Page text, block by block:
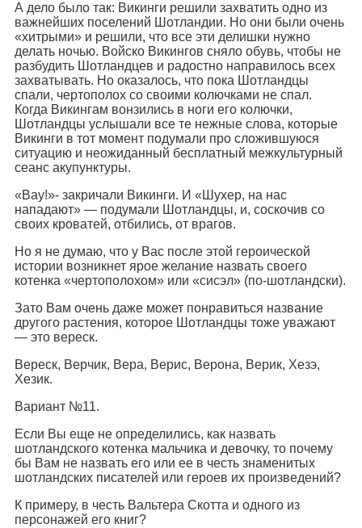
А дело было так: Викинги решили захватить одно из
важнейших поселений Шотландии. Но они были очень
«хитрыми» и решили, что все эти делишки нужно
делать ночью. Войско Викингов сняло обувь, чтобы не
разбудить Шотландцев и радостно направилось всех
захватывать. Но оказалось, что пока Шотландцы
спали, чертополох со своими колючками не спал.
Когда Викингам вонзились в ноги его колючки,
Шотландцы услышали все те нежные слова, которые
Викинги в тот момент подумали про сложившуюся
ситуацию и неожиданный бесплатный межкультурный
сеанс акупунктуры.
«Вау!»- закричали Викинги. И «Шухер, на нас
нападают» — подумали Шотландцы, и, соскочив со
своих кроватей, отбились, от врагов.
Но я не думаю, что у Вас после этой героической
истории возникнет ярое желание назвать своего
котенка «чертополохом» или «сисэл» (по-шотландски).
Зато Вам очень даже может понравиться название
другого растения, которое Шотландцы тоже уважают
— это вереск.
Вереск, Верчик, Вера, Верис, Верона, Верик, Хезэ,
Хезик.
Вариант №11.
Если Вы еще не определились, как назвать
шотландского котенка мальчика и девочку, то почему
бы Вам не назвать его или ее в честь знаменитых
шотландских писателей или героев их произведений?
К примеру, в честь Вальтера Скотта и одного из
персонажей его книг?